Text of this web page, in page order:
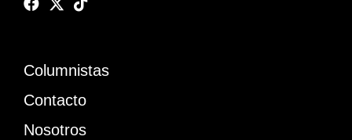
Columnistas
Contacto
Nosotros